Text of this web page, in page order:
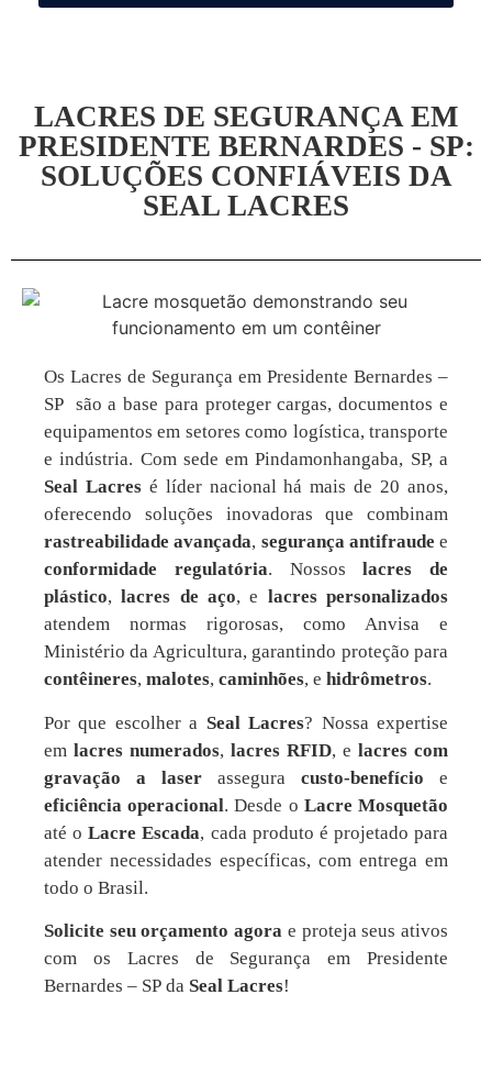
LACRES DE SEGURANÇA EM
PRESIDENTE BERNARDES - SP:
SOLUÇÕES CONFIÁVEIS DA
SEAL LACRES
Os Lacres de Segurança em Presidente Bernardes –
SP são a base para proteger cargas, documentos e
equipamentos em setores como logística, transporte
e indústria. Com sede em Pindamonhangaba, SP, a
Seal Lacresé líder nacional há mais de 20 anos,
oferecendo soluções inovadoras que combinam
rastreabilidade avançada, segurança antifraude e
conformidade regulatória. Nossoslacres de
plástico,lacres de aço, e lacres personalizados
atendem normas rigorosas, como Anvisa e
Ministério da Agricultura, garantindo proteção para
contêineres, malotes, caminhões, e hidrômetros.
Por que escolher a Seal Lacres? Nossa expertise
em lacres numerados, lacres RFID, e lacres com
gravação a laser assegura custo-benefício e
eficiência operacional. Desde o Lacre Mosquetão
até oLacre Escada, cada produto é projetado para
atender necessidades específicas, com entrega em
todo o Brasil.
Solicite seu orçamento agora e proteja seus ativos
com os Lacres de Segurança em Presidente
Bernardes – SP da Seal Lacres!